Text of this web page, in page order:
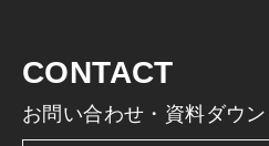
CONTACT
お問い合わせ・資料ダウ